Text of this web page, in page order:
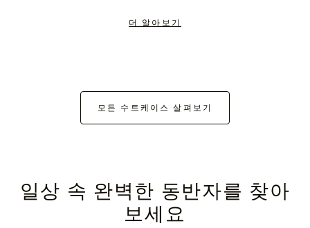
더 알아보기
모든 수트케이스 살펴보기
일상 속 완벽한 동반자를 찾아
보세요